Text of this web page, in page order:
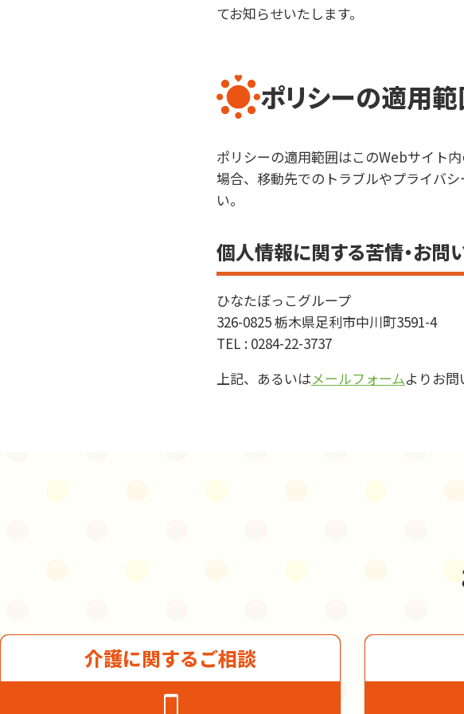
てお知らせいたします。
ポリシーの適用
ポリシーの適用範囲はこのWebサイト
場合、移動先でのトラブルやプライバ
い。
個人情報に関する苦情・お問
ひなたぼっこグループ
326-0825 栃木県足利市中川町3591-4
TEL : 0284-22-3737
上記、あるいはメールフォームよりお問
介護に関するご相談